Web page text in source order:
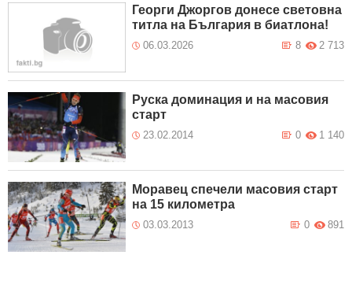
Георги Джоргов донесе световна
титла на България в биатлона!
06.03.2026 2 713
8
Руска доминация и на масовия
старт
23.02.2014 1 140
0
Моравец спечели масовия старт
на 15 километра
03.03.2013 891
0